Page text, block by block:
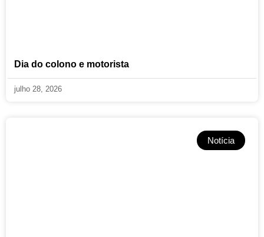
Dia do colono e motorista
julho 28, 2026
Notícia